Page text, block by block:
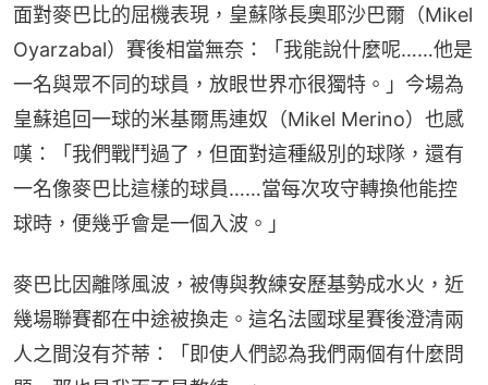
面對麥巴比的屈機表現，皇蘇隊長奧耶沙巴爾（Mikel
Oyarzabal）賽後相當無奈：「我能說什麼呢……他是
一名與眾不同的球員，放眼世界亦很獨特。」今場為
皇蘇追回一球的米基爾馬連奴（Mikel Merino）也感
嘆：「我們戰鬥過了，但面對這種級別的球隊，還有
一名像麥巴比這樣的球員……當每次攻守轉換他能控
球時，便幾乎會是一個入波。」
麥巴比因離隊風波，被傳與教練安歷基勢成水火，近
幾場聯賽都在中途被換走。這名法國球星賽後澄清兩
人之間沒有芥蒂：「即使人們認為我們兩個有什麼問